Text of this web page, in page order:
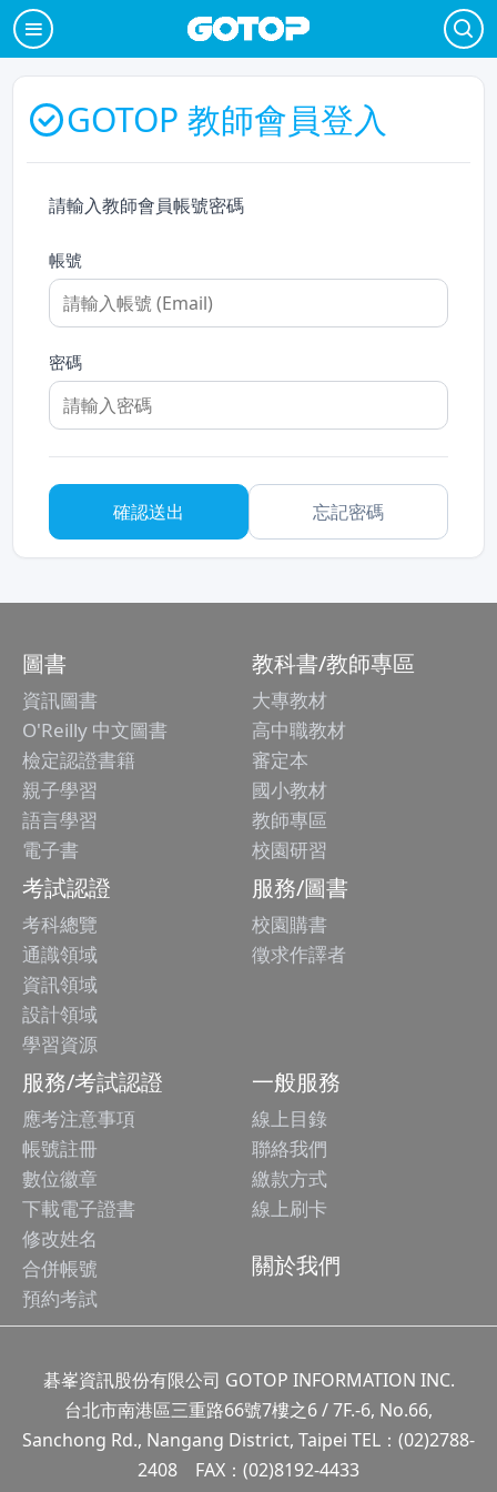
GOTOP 教師會員登入
請輸入教師會員帳號密碼
帳號
密碼
忘記密碼
圖書
資訊圖書
O'Reilly 中文圖書
檢定認證書籍
親子學習
語言學習
電子書
教科書/教師專區
大專教材
高中職教材
審定本
國小教材
教師專區
校園研習
考試認證
考科總覽
通識領域
資訊領域
設計領域
學習資源
服務/圖書
校園購書
徵求作譯者
服務/考試認證
應考注意事項
帳號註冊
數位徽章
下載電子證書
修改姓名
合併帳號
預約考試
一般服務
線上目錄
聯絡我們
繳款方式
線上刷卡
關於我們
碁峯資訊股份有限公司 GOTOP INFORMATION INC.
台北市南港區三重路66號7樓之6 / 7F.-6, No.66,
Sanchong Rd., Nangang District, Taipei TEL：(02)2788-
2408 FAX：(02)8192-4433